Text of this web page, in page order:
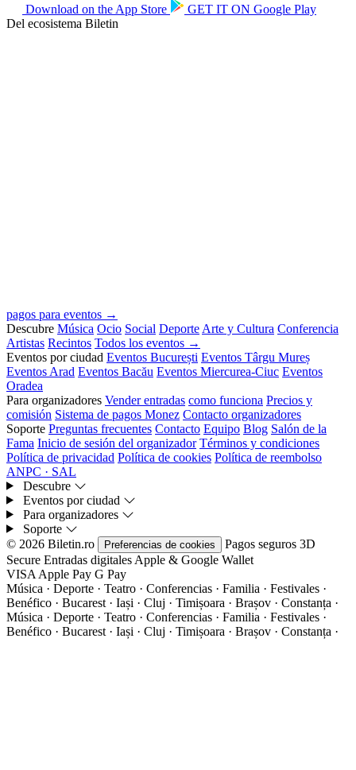
Download on the App Store GET IT ON Google Play
Del ecosistema Biletin
pagos para eventos →
Descubre Música Ocio Social Deporte Arte y Cultura Conferencia
Artistas Recintos Todos los eventos →
Eventos por ciudad Eventos București Eventos Târgu Mureș
Eventos Arad Eventos Bacău Eventos Miercurea-Ciuc Eventos
Oradea
Para organizadores Vender entradas como funciona Precios y
comisión Sistema de pagos Monez Contacto organizadores
Soporte Preguntas frecuentes Contacto Equipo Blog Salón de la
Fama Inicio de sesión del organizador Términos y condiciones
Política de privacidad Política de cookies Política de reembolso
ANPC · SAL
Descubre
Eventos por ciudad
Para organizadores
Soporte
© 2026 Biletin.ro
Preferencias de cookies Pagos seguros 3D
Secure Entradas digitales Apple & Google Wallet
VISA Apple Pay G Pay
Música · Deporte · Teatro · Conferencias · Familia · Festivales ·
Benéfico · Bucarest · Iași · Cluj · Timișoara · Brașov · Constanța ·
Música · Deporte · Teatro · Conferencias · Familia · Festivales ·
Benéfico · Bucarest · Iași · Cluj · Timișoara · Brașov · Constanța ·